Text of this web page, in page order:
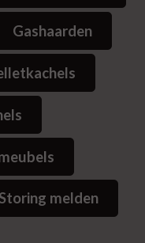
Gashaarden
melden